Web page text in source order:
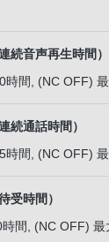
続音声再生時間）
時間, (NC OFF)
続通話時間）
時間, (NC OFF)
受時間）
間, (NC OFF) 最